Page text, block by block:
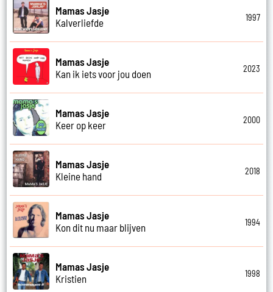
Mamas Jasje
Kalverliefde
1997
Mamas Jasje
Kan ik iets voor jou doen
2023
Mamas Jasje
Keer op keer
2000
Mamas Jasje
Kleine hand
2018
Mamas Jasje
Kon dit nu maar blijven
1994
Mamas Jasje
Kristien
1998